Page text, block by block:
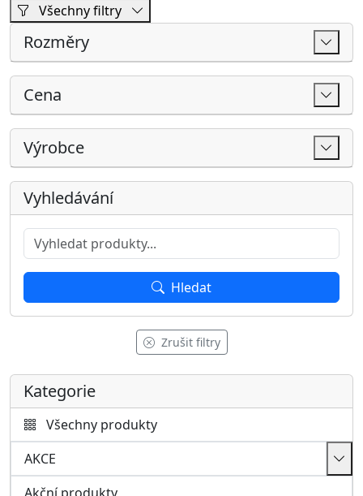
Kategorie
Všechny produkty
AKCE
Akční produkty
Nejprodávanější sedačky
SKLADEM
Sedací soupravy
Sedací soupravy
Rohové sedačky